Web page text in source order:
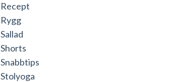
Recept
Rygg
Sallad
Shorts
Snabbtips
Stolyoga